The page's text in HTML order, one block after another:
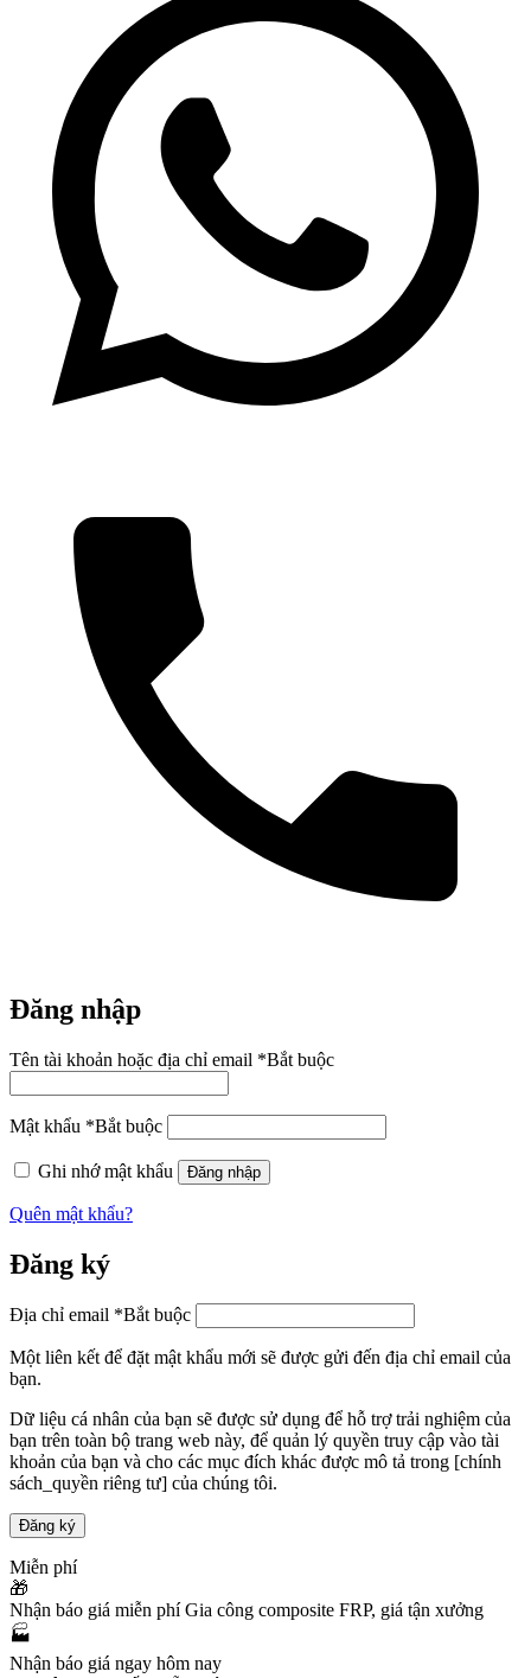
Đăng nhập
Tên tài khoản hoặc địa chỉ email *Bắt buộc
Mật khẩu *Bắt buộc
Ghi nhớ mật khẩu Đăng nhập
Quên mật khẩu?
Đăng ký
Địa chỉ email *Bắt buộc
Một liên kết để đặt mật khẩu mới sẽ được gửi đến địa chỉ email của
bạn.
Dữ liệu cá nhân của bạn sẽ được sử dụng để hỗ trợ trải nghiệm của
bạn trên toàn bộ trang web này, để quản lý quyền truy cập vào tài
khoản của bạn và cho các mục đích khác được mô tả trong [chính
sách_quyền riêng tư] của chúng tôi.
Đăng ký
Miễn phí
🎁
Nhận báo giá miễn phí Gia công composite FRP, giá tận xưởng
🏭
Nhận báo giá ngay hôm nay